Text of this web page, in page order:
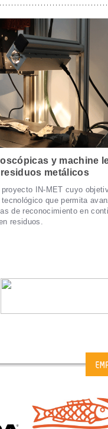
y machine
metálicos
IN-MET cuyo
que permita
de reconocimiento en
residuos.